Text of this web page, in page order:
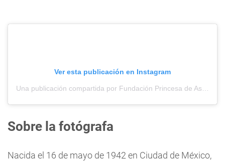
Ver esta publicación en Instagram
Sobre la fotógrafa
Nacida el 16 de mayo de 1942 en Ciudad de México,